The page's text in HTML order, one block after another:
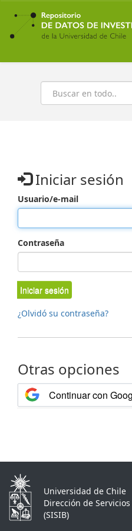
Ir
contenido
principal
Buscar
Iniciar sesión
Usuario/e-mail
Contraseña
Iniciar sesión
¿Olvidó su contraseña?
Otras opciones
Continuar con
Universidad de Chile
Dirección de
(SISIB)